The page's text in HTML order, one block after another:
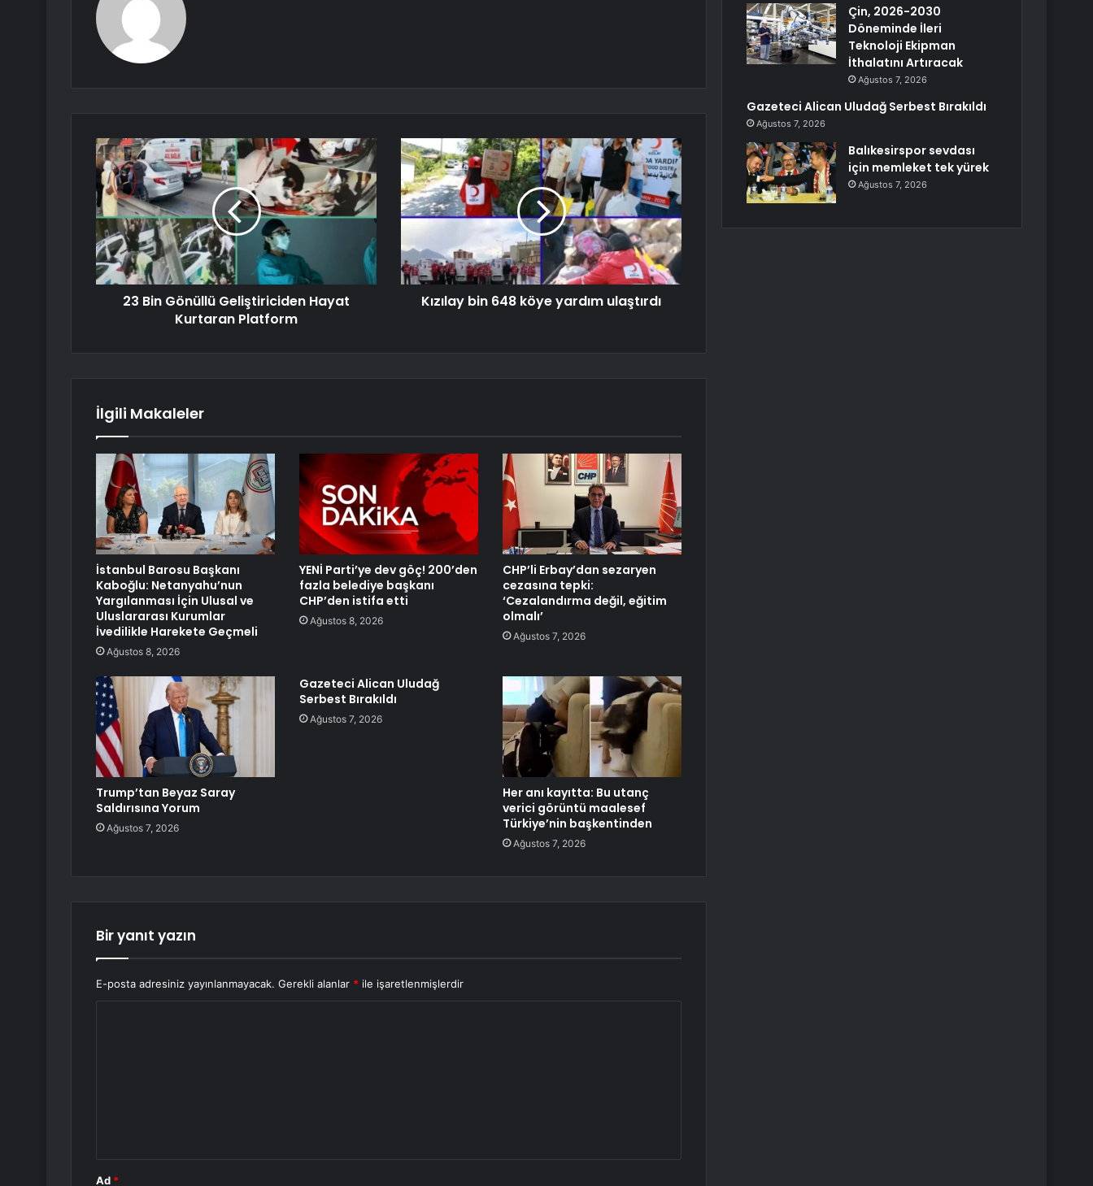
23 Bin Gönüllü Geliştiriciden Hayat
Kurtaran Platform
Kızılay bin 648 köye yardım ulaştırdı
İlgili Makaleler
İstanbul Barosu Başkanı
Kaboğlu: Netanyahu’nun
Yargılanması İçin Ulusal ve
Uluslararası Kurumlar
İvedilikle Harekete Geçmeli
Ağustos 8, 2026
YENİ Parti’ye dev göç! 200’den
fazla belediye başkanı
CHP’den istifa etti
Ağustos 8, 2026
CHP’li Erbay’dan sezaryen
cezasına tepki:
‘Cezalandırma değil, eğitim
olmalı’
Ağustos 7, 2026
Trump’tan Beyaz Saray
Saldırısına Yorum
Ağustos 7, 2026
Gazeteci Alican Uludağ
Serbest Bırakıldı
Ağustos 7, 2026
Her anı kayıtta: Bu utanç
verici görüntü maalesef
Türkiye’nin başkentinden
Ağustos 7, 2026
Bir yanıt yazın
E-posta adresiniz yayınlanmayacak. Gerekli alanlar * ile işaretlenmişlerdir
Ad *
Çin, 2026-2030
Döneminde İleri
Teknoloji Ekipman
İthalatını Artıracak
Ağustos 7, 2026
Gazeteci Alican Uludağ Serbest Bırakıldı
Ağustos 7, 2026
Balıkesirspor sevdası
için memleket tek yürek
Ağustos 7, 2026